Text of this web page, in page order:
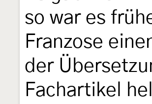
so war es
Franzose
der
Fachartikel